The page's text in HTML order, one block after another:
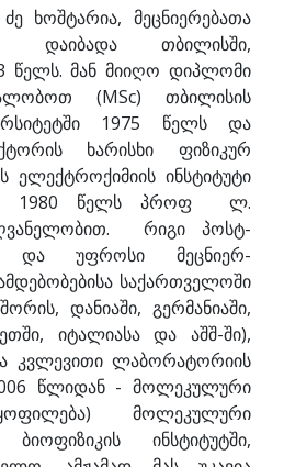
ხოშტარია, მეცნიერებათა
დაიბადა თბილისში,
წელს. მან მიიღო დიპლომი
(MSc) თბილისის
1975 წელს და
ხარისხი ფიზიკურ
ელექტროქიმიის ინსტიტუტი
1980 წელს პროფ ლ.
რიგი პოსტ-
და უფროსი მეცნიერ-
საქართველოში
დანიაში, გერმანიაში,
იტალიასა და აშშ-ში),
კვლევითი ლაბორატორიის
წლიდან - მოლეკულური
მოლეკულური
ინსტიტუტში,